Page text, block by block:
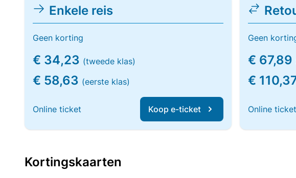
Enkele reis
Geen korting
€ 34,23 (tweede klas)
€ 58,63 (eerste klas)
Online ticket Koop e-ticket
Geen
€ 67,89
€
Online ticket
Kortingskaarten